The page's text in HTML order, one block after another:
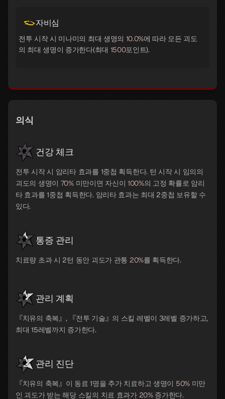
자비심
전투 시작 시 미나미의 최대 생명의 10.0%에 따라 모든 괴도
의 최대 생명이 증가한다(최대 1500포인트).
의식
건강 체크
전투 시작 시 암리타 효과를 1중첩 획득한다. 턴 시작 시 임의의
괴도의 생명이 70%미만이면 자신이100%의 고정 확률로 암리
타 효과를 1중첩 획득한다. 암리타 효과는 최대 2중첩 보유할 수
있다.
통증 관리
치료량 초과 시 2턴 동안 괴도가 관통 20%를 획득한다.
관리 계획
『치유의 축복』, 『전투 기술』의 스킬 레벨이 3레벨 증가하고,
최대 15레벨까지 증가한다.
관리 진단
『치유의 축복』이 동료 1명을 추가 치료하고 생명이 50%미만
인 괴도가 받는 해당 스킬의 치료 효과가 20%증가한다.